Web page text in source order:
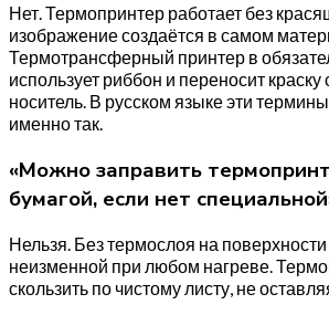
Нет. Термопринтер работает без
изображение создаётся в самом
Термотрансферный принтер в
использует риббон и переносит краску
носитель. В русском языке эти
именно так.
«Можно заправить
бумагой, если нет
Нельзя. Без термослоя на
неизменной при любом нагреве.
скользить по чистому листу, не